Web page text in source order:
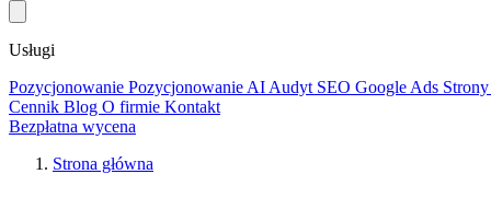
Usługi
Pozycjonowanie Pozycjonowanie AI Audyt SEO Google Ads
Cennik Blog O firmie Kontakt
Bezpłatna wycena
Strona główna